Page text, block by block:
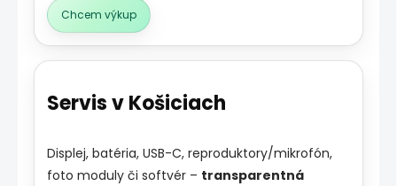
Chcem výkup
Servis v Košiciach
Displej, batéria, USB-C, reproduktory/mikrofón,
foto moduly či softvér – transparentná